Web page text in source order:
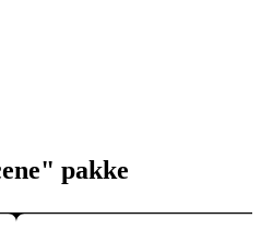
pakke